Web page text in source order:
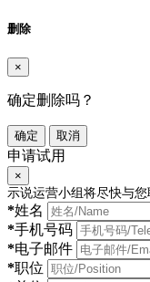
删除
×
确定删除吗？
确定 取消
申请试用
×
示说运营小组将尽快与
*姓名
*手机号码
*电子邮件
*职位